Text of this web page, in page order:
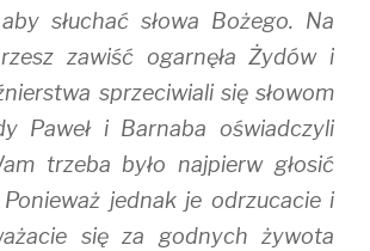
słuchać słowa Bożego. Na
zawiść ogarnęła Żydów i
sprzeciwiali się słowom
Paweł i Barnaba oświadczyli
trzeba było najpierw głosić
Ponieważ jednak je odrzucacie i
się za godnych żywota